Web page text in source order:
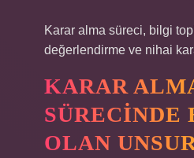
Karar alma süreci, bilgi
değerlendirme ve nihai
KARAR
OLAN